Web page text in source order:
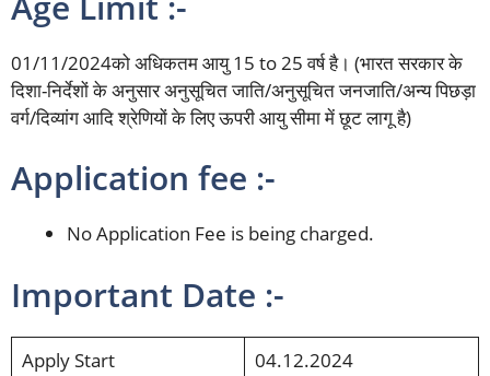
01/11/2024को अधिकतम आयु 15 to 25 वर्ष है। (भारत सरकार के
दिशा-निर्देशों के अनुसार अनुसूचित जाति/अनुसूचित जनजाति/अन्य पिछड़ा
वर्ग/दिव्यांग आदि श्रेणियों के लिए ऊपरी आयु सीमा में छूट लागू है)
Application fee :-
No Application Fee is being charged.
Important Date :-
Apply Start
04.12.2024